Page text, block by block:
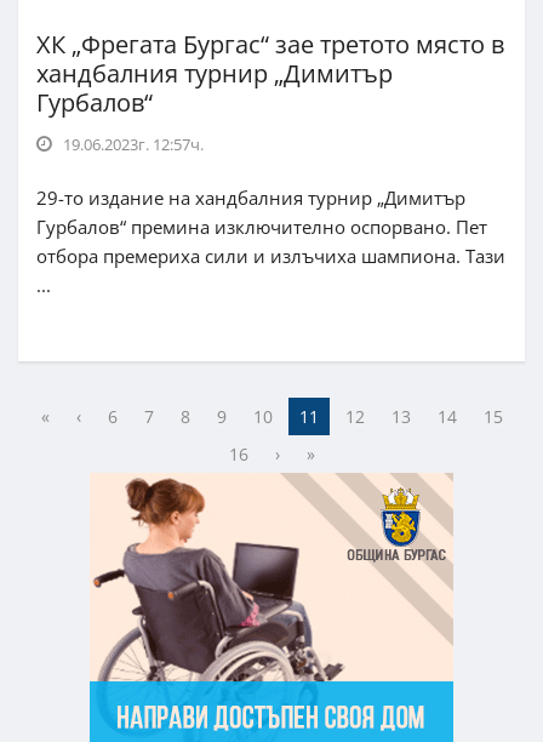
ХК „Фрегата Бургас“ зае третото място в
хандбалния турнир „Димитър
Гурбалов“
19.06.2023г. 12:57ч.
29-то издание на хандбалния турнир „Димитър
Гурбалов“ премина изключително оспорвано. Пет
отбора премериха сили и излъчиха шампиона. Тази
...
« ‹ 6 7 8 9 10 11 12 13 14
15
16
› »